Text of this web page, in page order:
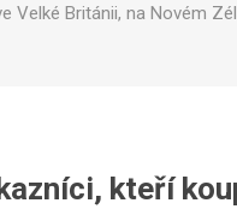
Velké Británii, na Novém
kteří